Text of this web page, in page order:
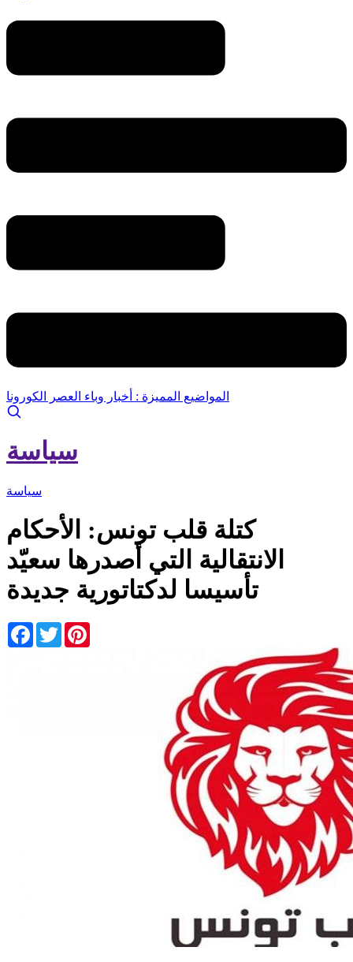
المواضيع المميزة : أخبار وباء العصر الكورونا
سياسة
سياسة
كتلة قلب تونس: الأحكام
الانتقالية التي أصدرها سعيّد
تأسيسا لدكتاتورية جديدة
Facebook
Twitter